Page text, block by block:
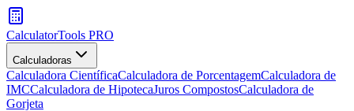
CalculatorTools PRO
Calculadoras
Calculadora CientíficaCalculadora de PorcentagemCalculadora de
IMCCalculadora de HipotecaJuros CompostosCalculadora de
Gorjeta